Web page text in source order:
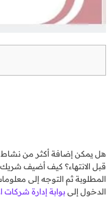
هل يمكن إضافة أكثر من نشاط
قبل الانتهاء؟ كيف أضيف
المطلوبة ثم التوجه إلى
الدخول إلى بوابة إدارة